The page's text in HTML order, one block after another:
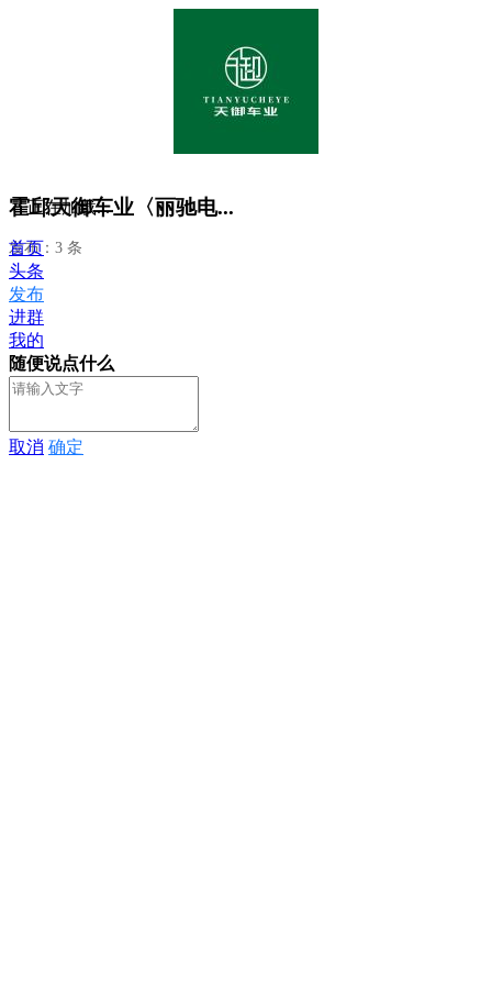
霍邱天御车业〈丽驰电...
发布：3 条
正在加载...
首页
头条
发布
进群
我的
随便说点什么
取消 确定